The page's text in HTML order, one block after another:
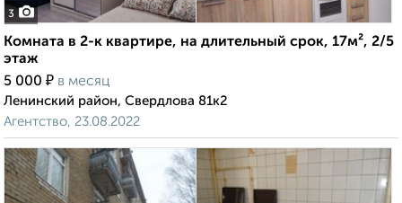
3
Комната в 2-к квартире, на длительный срок, 17м², 2/5
этаж
5 000 ₽ в месяц
Ленинский район, Свердлова 81к2
Агентство, 23.08.2022